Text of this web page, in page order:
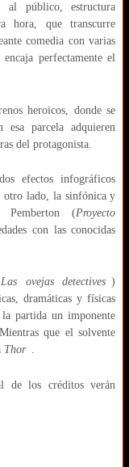
público, estructura
hora, que transcurre
comedia con varias
encaja perfectamente el
heroicos, donde se
esa parcela adquieren
del protagonista.
efectos infográficos
otro lado, la sinfónica y
Pemberton (Proyecto
con las conocidas
Las ovejas detectives )
dramáticas y físicas
partida un imponente
que el solvente
Thor .
de los créditos verán